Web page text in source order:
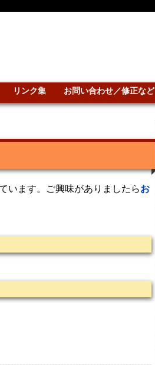
リンク集 お問い合わせ／修正など
います。ご興味がありましたらお